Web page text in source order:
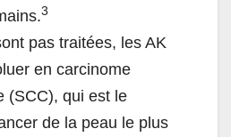
3
pas traitées, les AK
en carcinome
(SCC), qui est le
de la peau le plus